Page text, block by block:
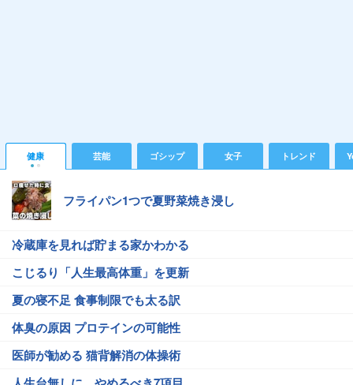
健康 芸能 ゴシップ 女子 トレンド
フライパン1つで夏野菜焼き浸し
冷蔵庫を見れば貯まる家かわかる
こじるり「人生最高体重」を更新
夏の寝不足 食事制限でも太る訳
体臭の原因 プロテインの可能性
医師が勧める 猫背解消の体操術